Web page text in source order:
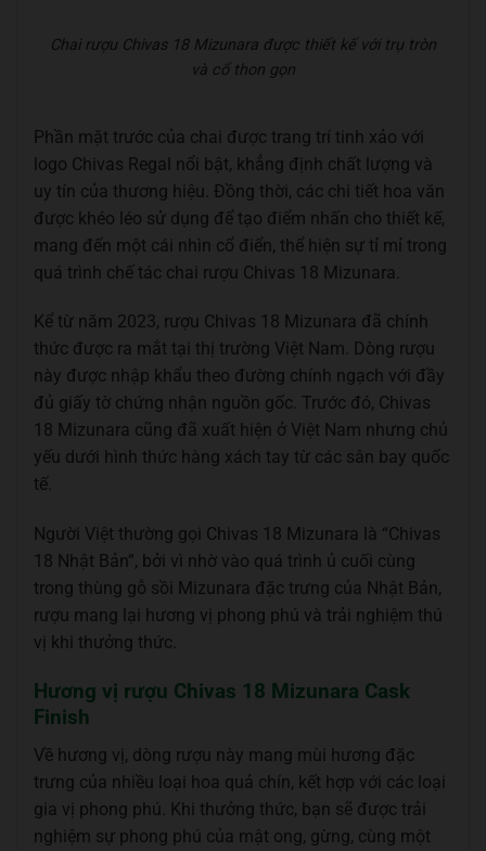
Chai rượu Chivas 18 Mizunara được thiết kế với trụ tròn
và cổ thon gọn
Phần mặt trước của chai được trang trí tinh xảo với
logo Chivas Regal nổi bật, khẳng định chất lượng và
uy tín của thương hiệu. Đồng thời, các chi tiết hoa văn
được khéo léo sử dụng để tạo điểm nhấn cho thiết kế,
mang đến một cái nhìn cổ điển, thể hiện sự tỉ mỉ trong
quá trình chế tác chai rượu Chivas 18 Mizunara.
Kể từ năm 2023, rượu Chivas 18 Mizunara đã chính
thức được ra mắt tại thị trường Việt Nam. Dòng rượu
này được nhập khẩu theo đường chính ngạch với đầy
đủ giấy tờ chứng nhận nguồn gốc. Trước đó, Chivas
18 Mizunara cũng đã xuất hiện ở Việt Nam nhưng chủ
yếu dưới hình thức hàng xách tay từ các sân bay quốc
tế.
Người Việt thường gọi Chivas 18 Mizunara là “Chivas
18 Nhật Bản”, bởi vì nhờ vào quá trình ủ cuối cùng
trong thùng gỗ sồi Mizunara đặc trưng của Nhật Bản,
rượu mang lại hương vị phong phú và trải nghiệm thú
vị khi thưởng thức.
Hương vị rượu Chivas 18 Mizunara Cask
Finish
Về hương vị, dòng rượu này mang mùi hương đặc
trưng của nhiều loại hoa quả chín, kết hợp với các loại
gia vị phong phú. Khi thưởng thức, bạn sẽ được trải
nghiệm sự phong phú của mật ong, gừng, cùng một